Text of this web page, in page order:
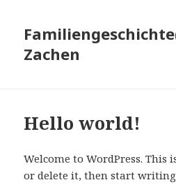
Zachen
Hello world!
Welcome to WordPress. This
or delete it, then start